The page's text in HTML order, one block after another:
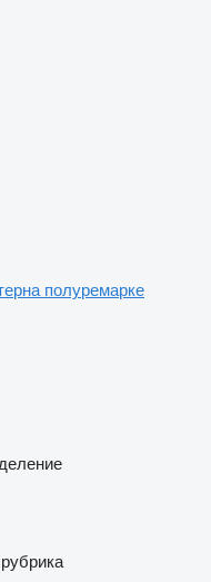
полуремарке